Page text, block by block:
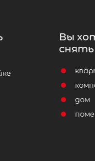
Вы
снять
дом